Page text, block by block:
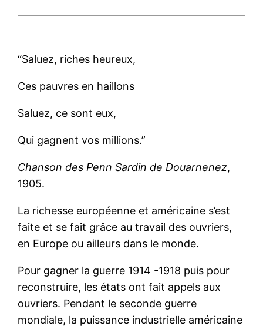
“Saluez, riches heureux,
Ces pauvres en haillons
Saluez, ce sont eux,
Qui gagnent vos millions.”
Chanson des Penn Sardin de Douarnenez,
1905.
La richesse européenne et américaine s’est
faite et se fait grâce au travail des ouvriers,
en Europe ou ailleurs dans le monde.
Pour gagner la guerre 1914 -1918 puis pour
reconstruire, les états ont fait appels aux
ouvriers. Pendant le seconde guerre
mondiale, la puissance industrielle américaine